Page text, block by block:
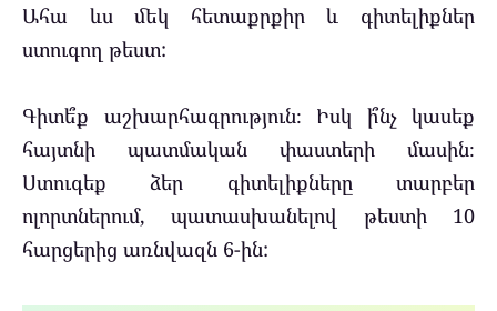
Ահա ևս մեկ հետաքրքիր և գիտելիքներ
ստուգող թեստ:
Գիտե՞ք աշխարհագրություն։ Իսկ ի՞նչ կասեք
հայտնի պատմական փաստերի մասին։
Ստուգեք ձեր գիտելիքները տարբեր
ոլորտներում, պատասխանելով թեստի 10
հարցերից առնվազն 6-ին: